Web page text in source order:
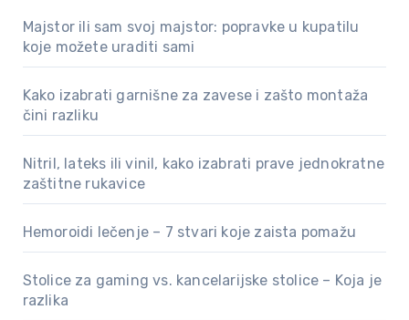
Majstor ili sam svoj majstor: popravke u kupatilu
koje možete uraditi sami
Kako izabrati garnišne za zavese i zašto montaža
čini razliku
Nitril, lateks ili vinil, kako izabrati prave jednokratne
zaštitne rukavice
Hemoroidi lečenje – 7 stvari koje zaista pomažu
Stolice za gaming vs. kancelarijske stolice – Koja je
razlika